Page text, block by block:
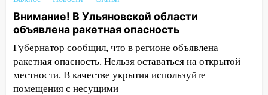
проездными
12:10 Ульяновский алиментщик накопил
120 тысяч долга
11:49 Снят режим «Ракетная
опасность» на территории Ульяновской
области
Внимание! В Ульяновской области
объявлена ракетная опасность
Губернатор сообщил, что в регионе объявлена
ракетная опасность. Нельзя оставаться на открытой
местности. В качестве укрытия используйте
помещения с несущими